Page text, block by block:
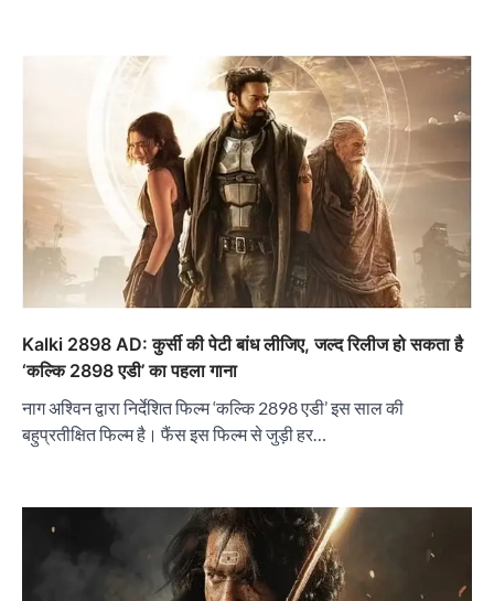
Kalki 2898 AD: कुर्सी की पेटी बांध लीजिए, जल्द रिलीज हो सकता है
‘कल्कि 2898 एडी’ का पहला गाना
नाग अश्विन द्वारा निर्देशित फिल्म ‘कल्कि 2898 एडी’ इस साल की
बहुप्रतीक्षित फिल्म है। फैंस इस फिल्म से जुड़ी हर…